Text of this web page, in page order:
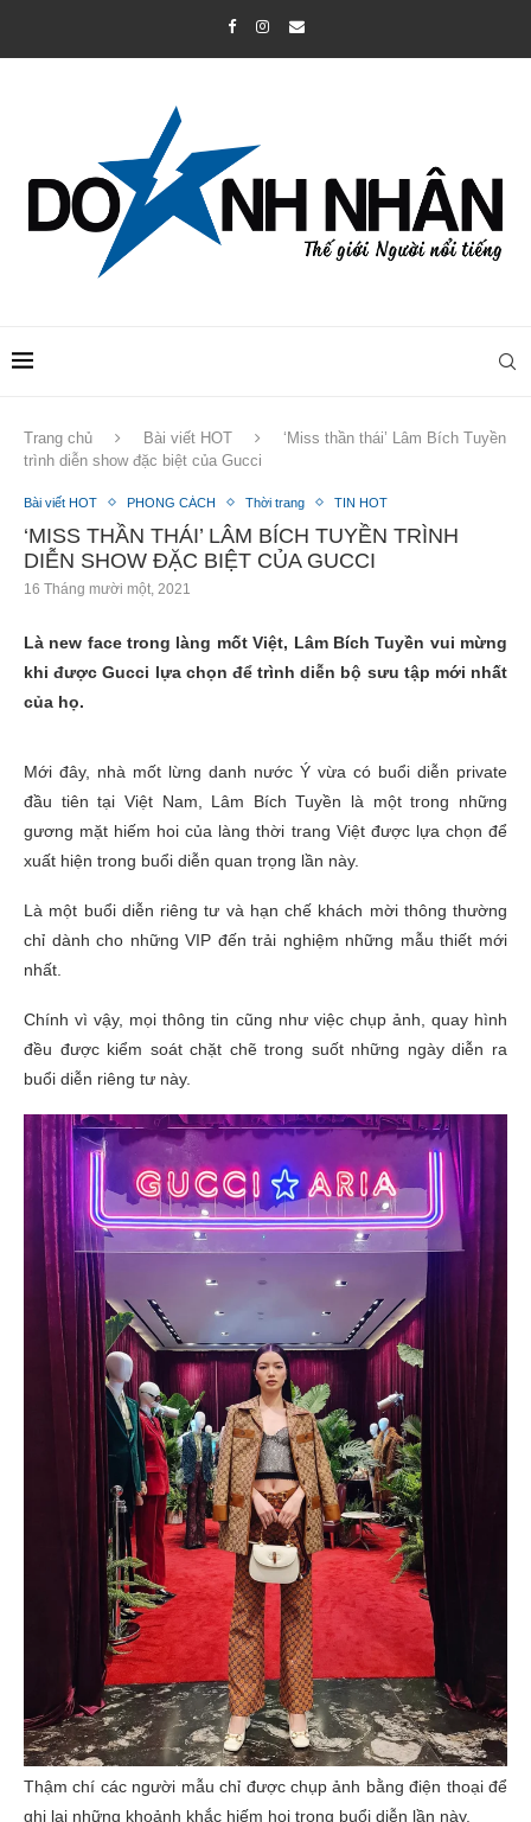
Trang chủ Bài viết HOT
‘Miss thần thái’ Lâm Bích Tuyền
trình diễn show đặc biệt của Gucci
Bài viết HOT PHONG CÁCH Thời trang TIN HOT
‘MISS THẦN THÁI’ LÂM BÍCH TUYỀN TRÌNH
DIỄN SHOW ĐẶC BIỆT CỦA GUCCI
16 Tháng mười một, 2021
Là new face trong làng mốt Việt, Lâm Bích Tuyền vui mừng
khi được Gucci lựa chọn để trình diễn bộ sưu tập mới nhất
của họ.
Mới đây, nhà mốt lừng danh nước Ý vừa có buổi diễn private
đầu tiên tại Việt Nam, Lâm Bích Tuyền là một trong những
gương mặt hiếm hoi của làng thời trang Việt được lựa chọn để
xuất hiện trong buổi diễn quan trọng lần này.
Là một buổi diễn riêng tư và hạn chế khách mời thông thường
chỉ dành cho những VIP đến trải nghiệm những mẫu thiết mới
nhất.
Chính vì vậy, mọi thông tin cũng như việc chụp ảnh, quay hình
đều được kiểm soát chặt chẽ trong suốt những ngày diễn ra
buổi diễn riêng tư này.
Thậm chí các người mẫu chỉ được chụp ảnh bằng điện thoại để
ghi lại những khoảnh khắc hiếm hoi trong buổi diễn lần này.